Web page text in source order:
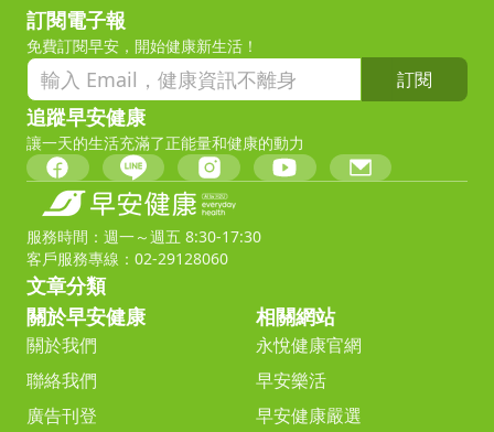
訂閱電子報
免費訂閱早安，開始健康新生活！
訂閱
追蹤早安健康
讓一天的生活充滿了正能量和健康的動力
服務時間：週一～週五 8:30-17:30
客戶服務專線：02-29128060
文章分類
關於早安健康
關於我們
聯絡我們
廣告刊登
相關網站
永悅健康官網
早安樂活
早安健康嚴選